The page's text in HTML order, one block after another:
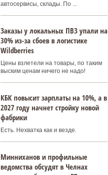
автосервисы, склады. По ...
Заказы у локальных ПВЗ упали на
30% из-за сбоев в логистике
Wildberries
Цены взлетели на товары, по таким
выским ценам ничего не надо!
КБК повысит зарплаты на 10%, а в
2027 году начнет стройку новой
фабрики
Есть. Нехватка как и везде.
Минниханов и профильные
ведомства обсудят в Челнах